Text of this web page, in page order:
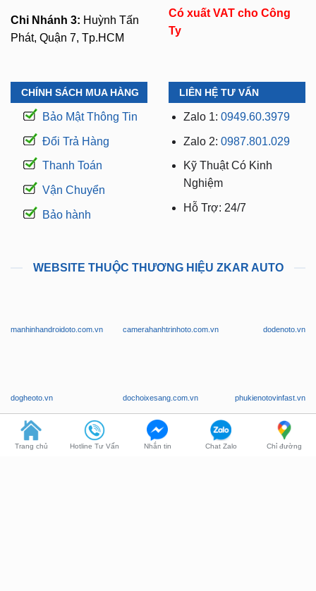
Chi Nhánh 3: Huỳnh Tấn
Phát, Quận 7, Tp.HCM
Có xuất VAT cho Công
Ty
CHÍNH SÁCH MUA HÀNG
Bảo Mật Thông Tin
Đổi Trả Hàng
Thanh Toán
Vận Chuyển
Bảo hành
LIÊN HỆ TƯ VẤN
Zalo 1: 0949.60.3979
Zalo 2: 0987.801.029
Kỹ Thuật Có Kinh
Nghiệm
Hỗ Trợ: 24/7
WEBSITE THUỘC THƯƠNG HIỆU ZKAR AUTO
manhinhandroidoto.com.vn camerahanhtrinhoto.com.vn dodenoto.vn
dogheoto.vn dochoixesang.com.vn phukienotovinfast.vn
Trang chủ Hotline Tư Vấn Nhắn tin Chat Zalo Chỉ đường